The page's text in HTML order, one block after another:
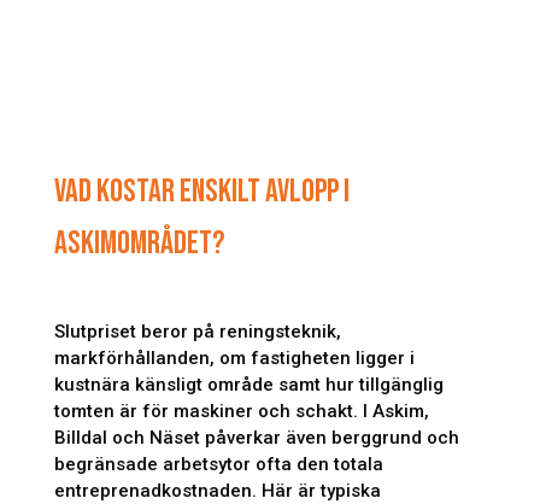
VAD KOSTAR ENSKILT AVLOPP I
ASKIMOMRÅDET?
Slutpriset beror på reningsteknik,
markförhållanden, om fastigheten ligger i
kustnära känsligt område samt hur tillgänglig
tomten är för maskiner och schakt. I Askim,
Billdal och Näset påverkar även berggrund och
begränsade arbetsytor ofta den totala
entreprenadkostnaden. Här är typiska